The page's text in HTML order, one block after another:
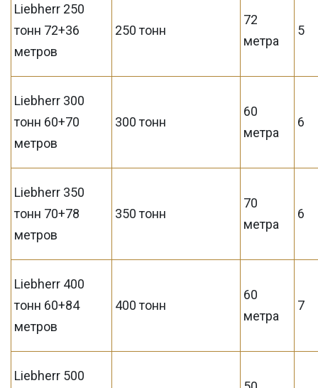
Liebherr 250
тонн 72+36
метров
250 тонн
72
метра
5
Liebherr 300
тонн 60+70
метров
300 тонн
60
метра
6
Liebherr 350
тонн 70+78
метров
350 тонн
70
метра
6
Liebherr 400
тонн 60+84
метров
400 тонн
60
метра
7
Liebherr 500